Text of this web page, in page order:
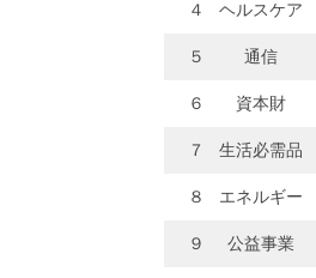
４ ヘルスケア
５ 通信
６ 資本財
７ 生活必需品
８ エネルギー
９ 公益事業